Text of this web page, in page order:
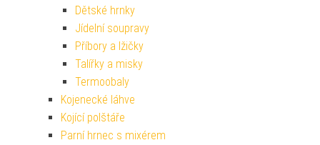
Dětské hrnky
Jídelní soupravy
Příbory a lžičky
Talířky a misky
Termoobaly
Kojenecké láhve
Kojící polštáře
Parní hrnec s mixérem